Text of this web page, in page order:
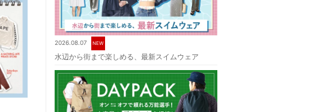
2026.08.07 NEW
水辺から街まで楽しめる、最新スイムウェア